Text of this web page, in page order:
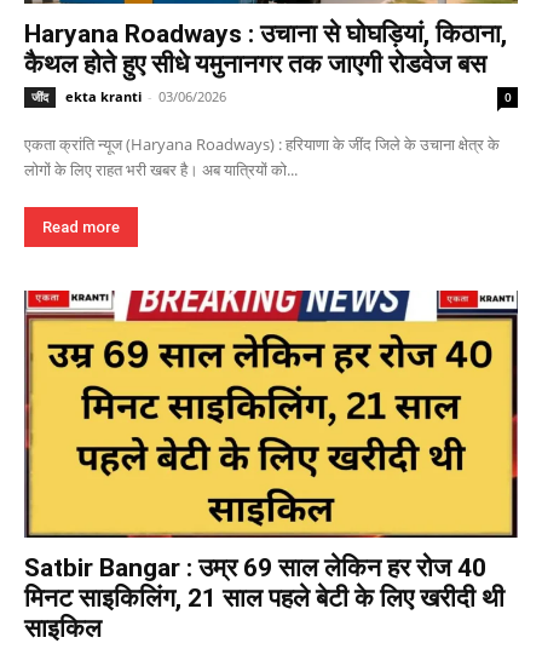
Haryana Roadways : उचाना से घोघड़ियां, किठाना,
कैथल होते हुए सीधे यमुनानगर तक जाएगी रोडवेज बस
जींद ekta kranti - 03/06/2026 0
एकता क्रांति न्यूज (Haryana Roadways) : हरियाणा के जींद जिले के उचाना क्षेत्र के
लोगों के लिए राहत भरी खबर है। अब यात्रियों को...
Read more
Satbir Bangar : उम्र 69 साल लेकिन हर रोज 40
मिनट साइकिलिंग, 21 साल पहले बेटी के लिए खरीदी थी
साइकिल